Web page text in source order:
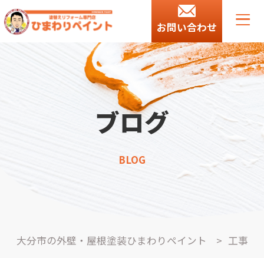
お問い合わせ
ブログ
BLOG
大分市の外壁・屋根塗装ひまわりペイント > 工事